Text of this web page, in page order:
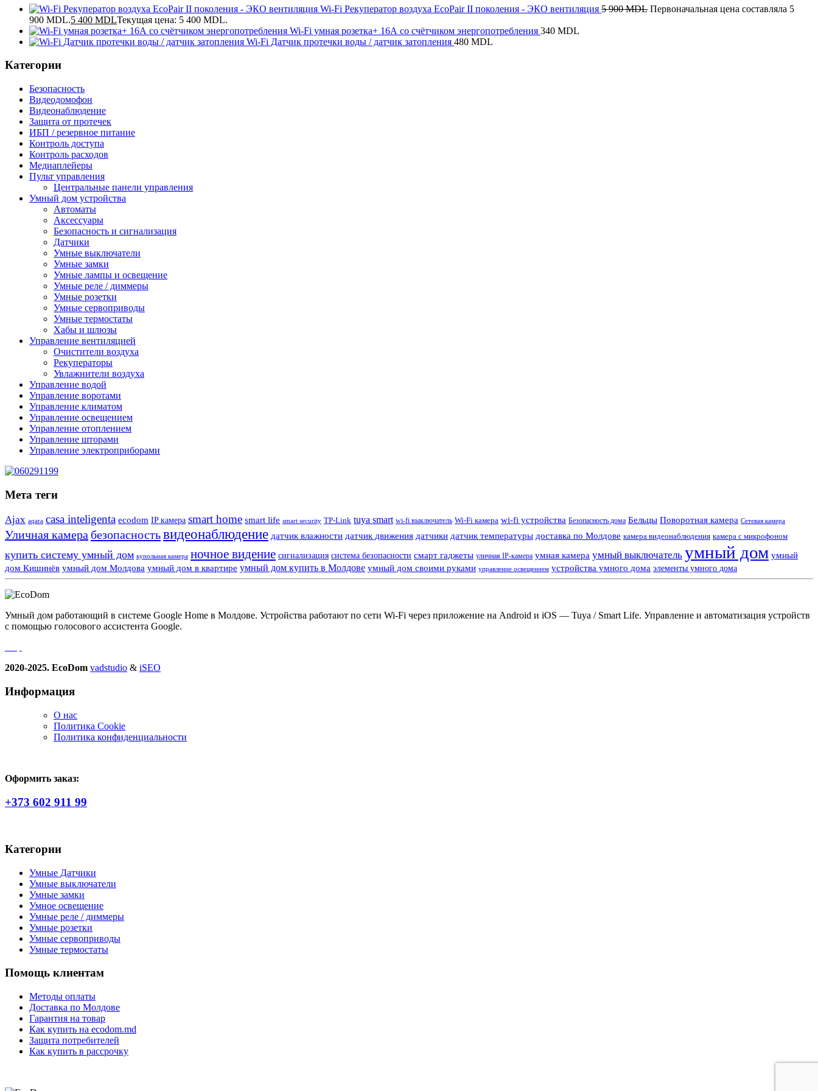
Wi-Fi Рекуператор воздуха EcoPair II поколения - ЭКО вентиляция 5 900MDL Первоначальная цена составляла 5
900 MDL.5 400 MDLТекущая цена: 5 400 MDL.
Wi-Fi умная розетка+ 16А со счётчиком энергопотребления 340 MDL
Wi-Fi Датчик протечки воды / датчик затопления 480 MDL
Категории
Безопасность
Видеодомофон
Видеонаблюдение
Защита от протечек
ИБП / резервное питание
Контроль доступа
Контроль расходов
Медиаплейеры
Пульт управления
Центральные панели управления
Умный дом устройства
Автоматы
Аксессуары
Безопасность и сигнализация
Датчики
Умные выключатели
Умные замки
Умные лампы и освещение
Умные реле / диммеры
Умные розетки
Умные сервоприводы
Умные термостаты
Хабы и шлюзы
Управление вентиляцией
Очистители воздуха
Рекуператоры
Увлажнители воздуха
Управление водой
Управление воротами
Управление климатом
Управление освещением
Управление отоплением
Управление шторами
Управление электроприборами
Мета теги
Ajax aqara casa inteligenta ecodom IP камера smart home smart life smart security TP-Link tuya smart wi-fi выключатель Wi-Fi камера wi-fi устройства Безопасность дома Бельцы Поворотная камера Сетевая камера
Уличная камера безопасностьвидеонаблюдение датчик влажности датчик движения датчики датчик температуры доставка по Молдове камера видеонаблюдения камера с микрофоном
купить систему умный дом купольная камера ночное видение сигнализация система безопасности смарт гаджеты уличная IP-камера умная камера умный выключатель умный дом умный
дом Кишинёв умный дом Молдова умный дом в квартире умный дом купить в Молдове умный дом своими руками управление освещением устройства умного дома элементы умного дома
Умный дом работающий в системе Google Home в Молдове. Устройства работают по сети Wi-Fi через приложение на Android и iOS — Tuya / Smart Life. Управление и автоматизация устройств
с помощью голосового ассистента Google.
2020-2025. EcoDom vadstudio & iSEO
Информация
О нас
Политика Сookie
Политика конфиденциальности
Оформить заказ:
+373 602 911 99
Категории
Умные Датчики
Умные выключатели
Умные замки
Умное освещение
Умные реле / диммеры
Умные розетки
Умные сервоприводы
Умные термостаты
Помощь клиентам
Методы оплаты
Доставка по Молдове
Гарантия на товар
Как купить на ecodom.md
Защита потребителей
Как купить в рассрочку